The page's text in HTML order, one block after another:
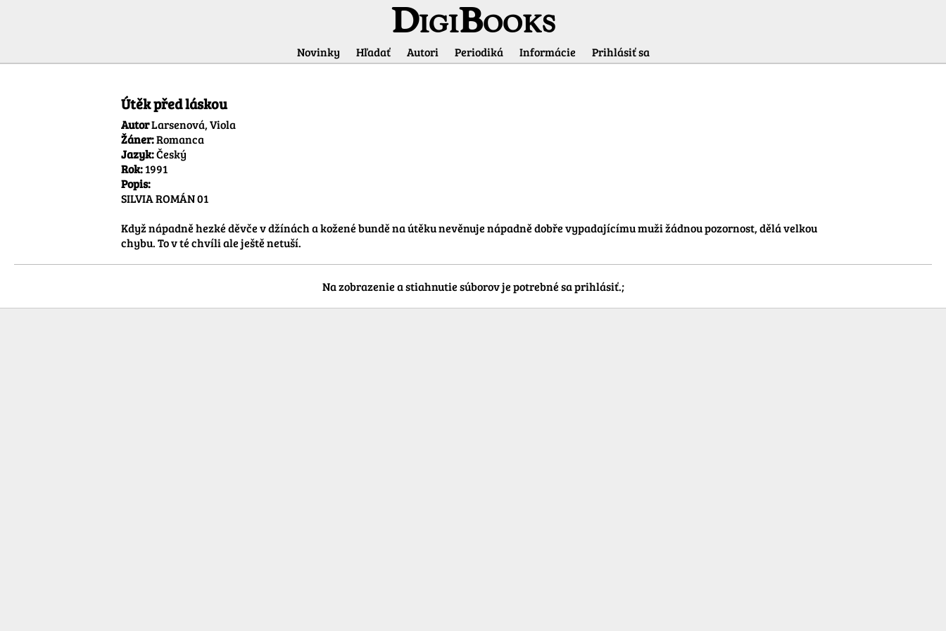
DigiBooks
Novinky Hľadať Autori Periodiká Informácie Prihlásiť sa
Útěk před láskou
AutorLarsenová, Viola
Žáner:Romanca
Jazyk:Český
Rok:1991
Popis:
SILVIA ROMÁN 01
Když nápadně hezké děvče v džínách a kožené bundě na útěku nevěnuje nápadně dobře vypadajícímu muži žádnou pozornost, dělá velkou
chybu. To v té chvíli ale ještě netuší.
Na zobrazenie a stiahnutie súborov je potrebné sa prihlásiť.;